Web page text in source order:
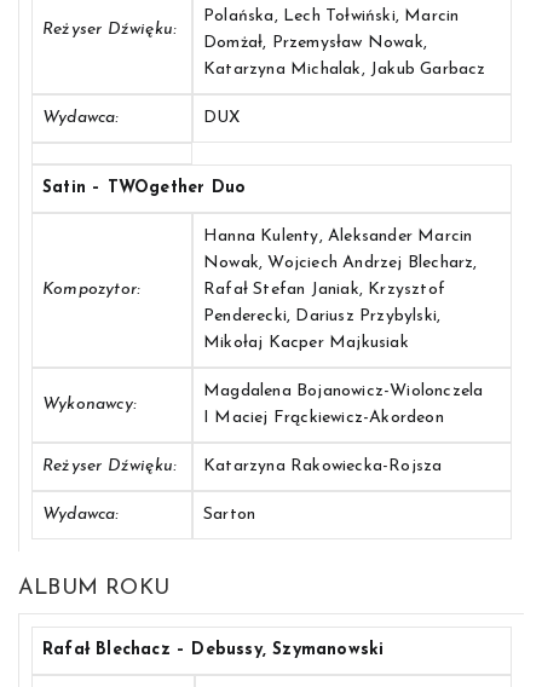
Reżyser Dźwięku:
Polańska, Lech Tołwiński, Marcin
Domżał, Przemysław Nowak,
Katarzyna Michalak, Jakub Garbacz
Wydawca: DUX
Satin – TWOgether Duo
Kompozytor:
Hanna Kulenty, Aleksander Marcin
Nowak, Wojciech Andrzej Blecharz,
Rafał Stefan Janiak, Krzysztof
Penderecki, Dariusz Przybylski,
Mikołaj Kacper Majkusiak
Wykonawcy:
Magdalena Bojanowicz-Wiolonczela
I Maciej Frąckiewicz-Akordeon
Reżyser Dźwięku: Katarzyna Rakowiecka-Rojsza
Wydawca: Sarton
ALBUM ROKU
Rafał Blechacz – Debussy, Szymanowski